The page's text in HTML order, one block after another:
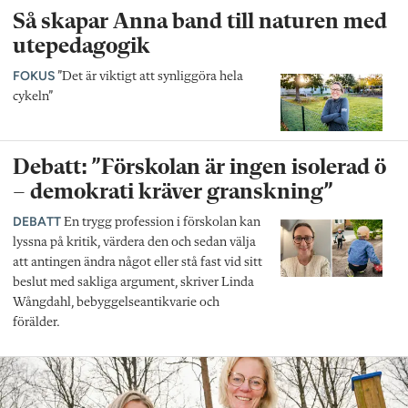
Så skapar Anna band till naturen med
utepedagogik
FOKUS ”Det är viktigt att synliggöra hela
cykeln”
Debatt: ”Förskolan är ingen isolerad ö
– demokrati kräver granskning”
DEBATT En trygg profession i förskolan kan
lyssna på kritik, värdera den och sedan välja
att antingen ändra något eller stå fast vid sitt
beslut med sakliga argument, skriver Linda
Wångdahl, bebyggelseantikvarie och
förälder.